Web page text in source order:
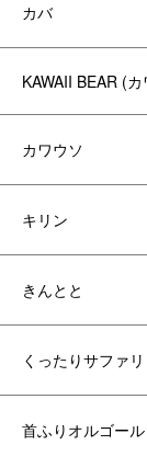
カバ
KAWAII BEAR (
カワウソ
キリン
きんとと
くったりサファリ
首ふりオルゴール